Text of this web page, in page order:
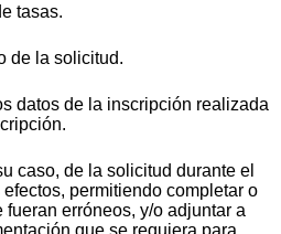
tasas.
de la solicitud.
datos de la inscripción realizada
caso, de la solicitud durante el
permitiendo completar o
erróneos, y/o adjuntar a
que se requiera para